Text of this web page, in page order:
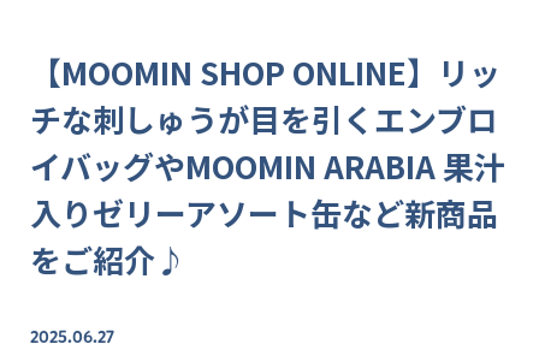
【MOOMIN SHOP ONLINE】リッ
チな刺しゅうが目を引くエンブロ
イバッグやMOOMIN ARABIA 果汁
入りゼリーアソート缶など新商品
をご紹介♪
2025.06.27